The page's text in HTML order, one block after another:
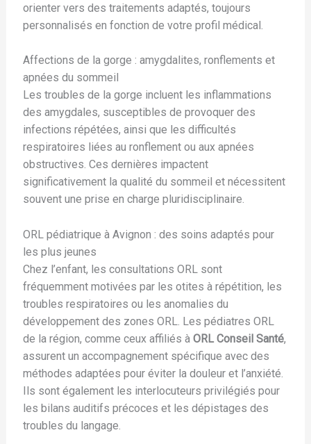
orienter vers des traitements adaptés, toujours
personnalisés en fonction de votre profil médical.
Affections de la gorge : amygdalites, ronflements et
apnées du sommeil
Les troubles de la gorge incluent les inflammations
des amygdales, susceptibles de provoquer des
infections répétées, ainsi que les difficultés
respiratoires liées au ronflement ou aux apnées
obstructives. Ces dernières impactent
significativement la qualité du sommeil et nécessitent
souvent une prise en charge pluridisciplinaire.
ORL pédiatrique à Avignon : des soins adaptés pour
les plus jeunes
Chez l’enfant, les consultations ORL sont
fréquemment motivées par les otites à répétition, les
troubles respiratoires ou les anomalies du
développement des zones ORL. Les pédiatres ORL
de la région, comme ceux affiliés à ORL Conseil Santé,
assurent un accompagnement spécifique avec des
méthodes adaptées pour éviter la douleur et l’anxiété.
Ils sont également les interlocuteurs privilégiés pour
les bilans auditifs précoces et les dépistages des
troubles du langage.